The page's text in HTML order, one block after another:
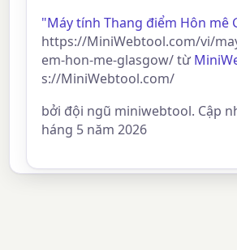
"Máy tính Thang điểm Hôn mê
https://MiniWebtool.com/vi/
em-hon-me-glasgow/ từ
s://MiniWebtool.com/
bởi đội ngũ miniwebtool. Cập
háng 5 năm 2026